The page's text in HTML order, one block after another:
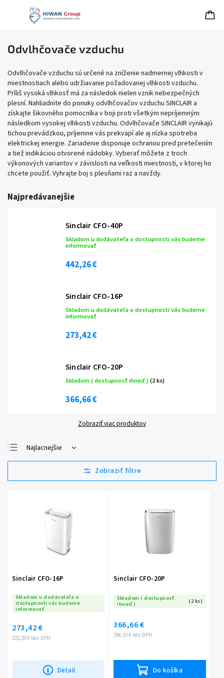
Odvlhčovače vzduchu
Odvlhčovače vzduchu sú určené na zníženie nadmernej vlhkosti v
miestnostiach alebo udržiavanie požadovanej vlhkosti vzduchu.
Príliš vysoká vlhkosť má za následok nielen vznik nebezpečných
plesní. Nahliadnite do ponuky odvlhčovačov vzduchu SINCLAIR a
získajte šikovného pomocníka v boji proti všetkým nepríjemným
následkom vysokej vlhkosti vzduchu. Odvlhčovače SINCLAIR vynikajú
tichou prevádzkou, príjemne vás prekvapí ale aj nízka spotreba
elektrickej energie. Zariadenie disponuje ochranou pred pretečením
a tiež indikáciou otvorené nádobky. Vyberať môžete z troch
výkonových variantov v závislosti na veľkosti miestnosti, v ktorej ho
chcete použiť. Vyhrajte boj s plesňami raz a navždy.
Najpredávanejšie
Sinclair CFO-40P
Skladom u dodávateľa o dostupnosti vás budeme
informovať
442,26 €
Sinclair CFO-16P
Skladom u dodávateľa o dostupnosti vás budeme
informovať
273,42 €
Sinclair CFO-20P
Skladom ( dostupnosť ihneď )(2 ks)
366,66 €
Zobraziť viac produktov
Najlacnejšie
Najdrahšie
Najpredávanejšie
Sinclair CFO-16P
Skladom u dodávateľa o
dostupnosti vás budeme
informovať
222,29 € bez DPH
273,42 €
Detail
Sinclair CFO-20P
Skladom ( dostupnosť
ihneď )
(2 ks)
298,10 € bez DPH
366,66 €
Do košíka